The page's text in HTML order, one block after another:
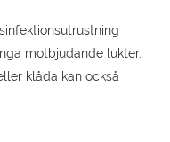
motbjudande lukter.
klåda kan också